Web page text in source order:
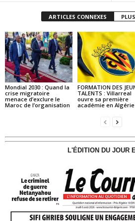
ARTICLES CONNEXES
Mondial 2030 : Quand la
crise migratoire
menace d’exclure le
Maroc de l’organisation
FORMATION DES
TALENTS : Villarreal
ouvre sa première
académie en Algérie
L'ÉDITION DU JOUR